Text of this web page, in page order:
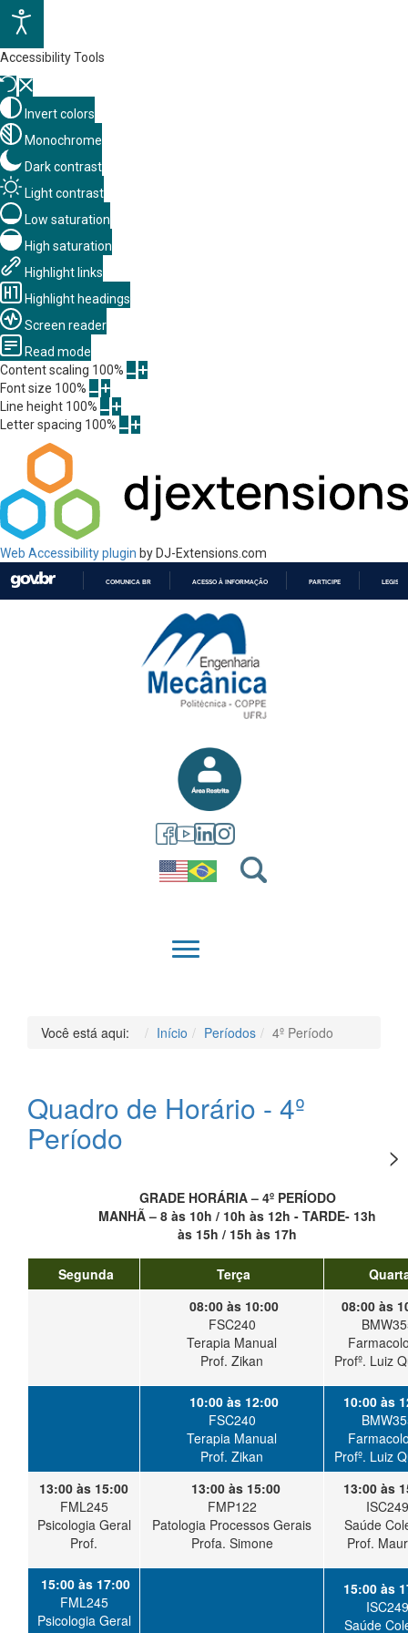
Accessibility Tools
Invert colors
Monochrome
Dark contrast
Light contrast
Low saturation
High saturation
Highlight links
Highlight headings
Screen reader
Read mode
Content scaling 100%
Font size 100%
Line height 100%
Letter spacing 100%
Web Accessibility plugin by DJ-Extensions.com
PARA
CONTEÚDO
COMUNICA BR ACESSO À INFORMAÇÃO PARTICIPE
QUEM SOMOS
Você está aqui: Início Períodos 4º Período
Quadro de Horário - 4º
Período
GRADE HORÁRIA – 4º PERÍODO
MANHÃ – 8 às 10h / 10h às 12h - TARDE- 13h
às 15h / 15h às 17h
Segunda Terça
08:00 às 10:00
FSC240
Terapia Manual
Prof. Zikan
08:00 às
Profº. Luiz
10:00 às 12:00
FSC240
Terapia Manual
Prof. Zikan
10:00 às
Profº. Luiz
13:00 às 15:00
FML245
Psicologia Geral
Prof.
13:00 às 15:00
FMP122
Patologia Processos Gerais
Profa. Simone
13:00 às
ISC249
Saúde
Prof.
15:00 às 17:00
FML245
Psicologia Geral
15:00 às
ISC249
Saúde